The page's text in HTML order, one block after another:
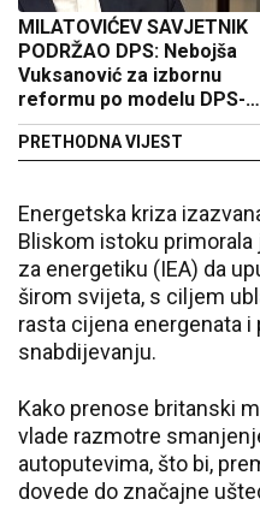
MILATOVIĆEV SAVJETNIK
PODRŽAO DPS: Nebojša
Vuksanović za izbornu
reformu po modelu DPS-
ovaca
PRETHODNA VIJEST
Energetska kriza
Bliskom istoku
za energetiku (IEA) da
širom svijeta, s ciljem
rasta cijena energenata i
snabdijevanju.
Kako prenose britanski
vlade razmotre
autoputevima, što bi,
dovede do značajne